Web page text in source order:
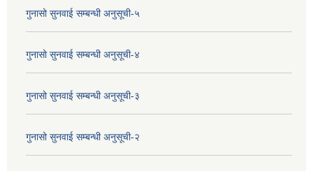
गुनासो सुनवाई सम्बन्धी अनुसूची-५
गुनासो सुनवाई सम्बन्धी अनुसूची-४
गुनासो सुनवाई सम्बन्धी अनुसूची-३
गुनासो सुनवाई सम्बन्धी अनुसूची-२